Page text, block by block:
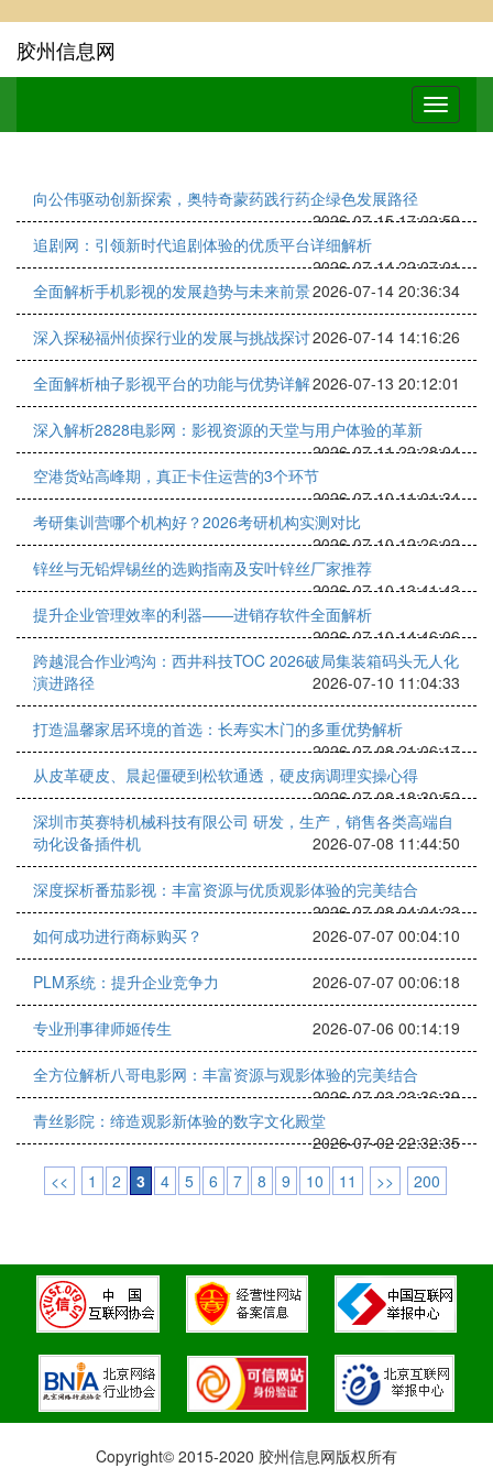
胶州信息网
向公伟驱动创新探索，奥特奇蒙药践行药企绿色发展路径
2026-07-15 17:02:59
追剧网：引领新时代追剧体验的优质平台详细解析
2026-07-14 22:07:01
全面解析手机影视的发展趋势与未来前景2026-07-14 20:36:34
深入探秘福州侦探行业的发展与挑战探讨2026-07-14 14:16:26
全面解析柚子影视平台的功能与优势详解2026-07-13 20:12:01
深入解析2828电影网：影视资源的天堂与用户体验的革新
2026-07-11 22:28:04
空港货站高峰期，真正卡住运营的3个环节
2026-07-10 11:01:34
考研集训营哪个机构好？2026考研机构实测对比
2026-07-10 12:26:02
锌丝与无铅焊锡丝的选购指南及安叶锌丝厂家推荐
2026-07-10 13:41:43
提升企业管理效率的利器——进销存软件全面解析
2026-07-10 14:46:06
跨越混合作业鸿沟：西井科技TOC 2026破局集装箱码头无人化
演进路径
2026-07-10 11:04:33
打造温馨家居环境的首选：长寿实木门的多重优势解析
2026-07-08 21:06:17
从皮革硬皮、晨起僵硬到松软通透，硬皮病调理实操心得
2026-07-08 18:30:52
深圳市英赛特机械科技有限公司 研发，生产，销售各类高端自
动化设备插件机
2026-07-08 11:44:50
深度探析番茄影视：丰富资源与优质观影体验的完美结合
2026-07-08 04:04:23
如何成功进行商标购买？
2026-07-07 00:04:10
PLM系统：提升企业竞争力 2026-07-07 00:06:18
专业刑事律师姬传生 2026-07-06 00:14:19
全方位解析八哥电影网：丰富资源与观影体验的完美结合
2026-07-03 23:36:39
青丝影院：缔造观影新体验的数字文化殿堂
2026-07-02 22:32:35
<<
1 2 3 4 5 6 7 8 9 10 11 >> 200
Copyright© 2015-2020 胶州信息网版权所有